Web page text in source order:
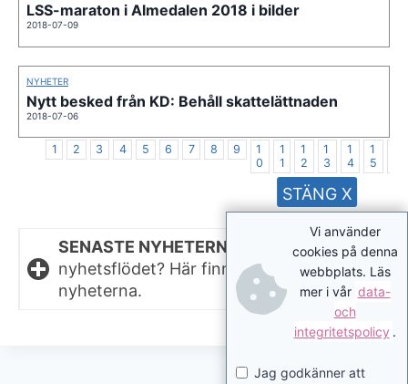
LSS-maraton i Almedalen 2018 i bilder
2018-07-09
NYHETER
Nytt besked från KD: Behåll skattelättnaden
2018-07-06
1 2 3 4 5 6 7 8 9
1
0
1
1
1
2
1
3
1
4
1
5
SENASTE NYHETERNA.
Missat något i
nyhetsflödet? Här finns de senaste
nyheterna.
Vi använder
cookies på denna
webbplats. Läs
mer i vår data-
och
integritetspolicy .
Jag godkänner att
STÄNG X